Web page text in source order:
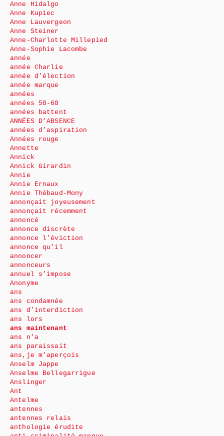
Anne Hidalgo
Anne Kupiec
Anne Lauvergeon
Anne Steiner
Anne-Charlotte Millepied
Anne-Sophie Lacombe
année
année Charlie
année d’élection
année marque
années
années 50-60
années battent
ANNÉES D’ABSENCE
années d’aspiration
Années rouge
Annette
Annick
Annick Girardin
Annie
Annie Ernaux
Annie Thébaud-Mony
annonçait joyeusement
annonçait récemment
annoncé
annonce discrète
annonce l’éviction
annonce qu’il
annoncer
annonceurs
annuel s’impose
Anonyme
ans
ans condamnée
ans d’interdiction
ans lors
ans maintenant
ans n’a
ans paraissait
ans,je m’aperçois
Anselm Jappe
Anselme Bellegarrigue
Anslinger
Ant
Antelme
antennes
antennes relais
anthologie érudite